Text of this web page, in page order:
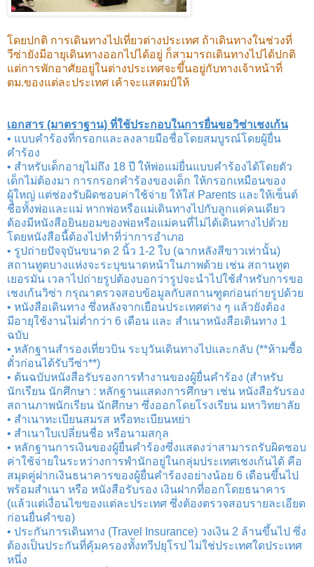
โดยปกติ การเดินทางไปเที่ยวต่างประเทศ ถ้าเดินทางในช่วงที่
วีซ่ายังมีอายุเดินทางออกไปได้อยู่ ก็สามารถเดินทางไปได้ปกติ
แต่การพักอาศัยอยู่ในต่างประเทศจะขึ้นอยู่กับทางเจ้าหน้าที่
ตม.ของแต่ละประเทศ เค้าจะแสตมป์ให้
เอกสาร (มาตราฐาน) ที่ใช้ประกอบในการยื่นขอวิซ่าเชงเก้น
• แบบคำร้องที่กรอกและลงลายมือชื่อโดยสมบูรณ์โดยผู้ยื่น
คำร้อง
• สำหรับเด็กอายุไม่ถึง 18 ปี ให้พ่อแม่ยื่นแบบคำร้องได้โดยตัว
เด็กไม่ต้องมา การกรอกคำร้องของเด็ก ให้กรอกเหมือนของ
ผู้ใหญ่ แต่ช่องรับผิดชอบค่าใช้จ่าย ให้ใส่ Parents และให้เซ็นต์
ชื่อทั้งพ่อและแม่ หากพ่อหรือแม่เดินทางไปกับลูกแค่คนเดียว
ต้องมีหนังสือยินยอมของพ่อหรือแม่คนที่ไม่ได้เดินทางไปด้วย
โดยหนังสือนี้ต้องไปทำที่ว่าการอำเภอ
• รูปถ่ายปัจจุบันขนาด 2 นิ้ว 1-2 ใบ (ฉากหลังสีขาวเท่านั้น)
สถานทูตบางแห่งจะระบุขนาดหน้าในภาพด้วย เช่น สถานทูต
เยอรมัน เวลาไปถ่ายรูปต้องบอกว่ารูปจะนำไปใช้สำหรับการขอ
เชงเก้นวิซ่า กรุณาตรวจสอบข้อมูลกับสถานฑูตก่อนถ่ายรูปด้วย
• หนังสือเดินทาง ซึ่งหลังจากเยือนประเทศต่าง ๆ แล้วยังต้อง
มีอายุใช้งานไม่ต่ำกว่า 6 เดือน และ สำเนาหนังสือเดินทาง 1
ฉบับ
• หลักฐานสำรองเที่ยวบิน ระบุวันเดินทางไปและกลับ (**ห้ามซื้อ
ตั๋วก่อนได้รับวีซ่า**)
• ต้นฉบับหนังสือรับรองการทำงานของผู้ยื่นคำร้อง (สำหรับ
นักเรียน นักศึกษา : หลักฐานแสดงการศึกษา เช่น หนังสือรับรอง
สถานภาพนักเรียน นักศึกษา ซึ่งออกโดยโรงเรียน มหาวิทยาลัย
• สำเนาทะเบียนสมรส หรือทะเบียนหย่า
• สำเนาใบเปลี่ยนชื่อ หรือนามสกุล
• หลักฐานการเงินของผู้ยื่นคำร้องซึ่งแสดงว่าสามารถรับผิดชอบ
ค่าใช้จ่ายในระหว่างการพำนักอยู่ในกลุ่มประเทศเชงเก้นได้ คือ
สมุดคู่ฝากเงินธนาคารของผู้ยื่นคำร้องอย่างน้อย 6 เดือนขึ้นไป
พร้อมสำเนา หรือ หนังสือรับรอง เงินฝากที่ออกโดยธนาคาร
(แล้วแต่เงื่อนไขของแต่ละประเทศ ซึ่งต้องตรวจสอบรายละเอียด
ก่อนยื่นคำขอ)
• ประกันการเดินทาง (Travel Insurance) วงเงิน 2 ล้านขึ้นไป ซึ่ง
ต้องเป็นประกันที่คุ้มครองทั้งทวีปยุโรป ไม่ใช่ประเทศใดประเทศ
หนึ่ง